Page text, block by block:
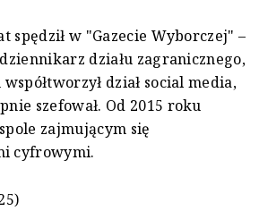
spędził w "Gazecie Wyborczej" –
działu zagranicznego,
dział social media,
szefował. Od 2015 roku
zajmującym się
cyfrowymi.